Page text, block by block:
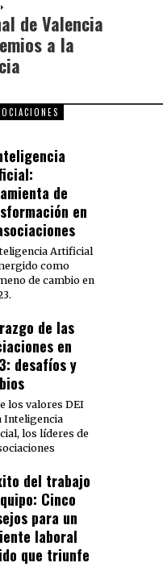
de Valencia
a la
de
en
Artificial
como
de cambio en
de las
en
desafíos y
los valores DEI
Inteligencia
los líderes de
del trabajo
Cinco
para un
laboral
que triunfe